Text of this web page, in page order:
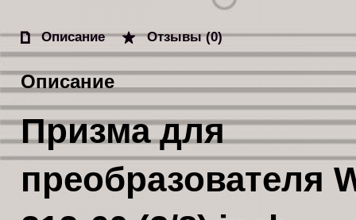
Описание Отзывы (0)
Описание
Призма для
преобразователя